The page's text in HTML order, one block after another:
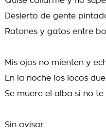
Desierto de gente
Ratones y gatos entre
Mis ojos no mienten y
En la noche los locos
Se muere el alba si no
Sin avisar